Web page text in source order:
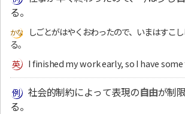
る。
しごとがはやくおわったので、いまはすこ
る。
I finished my work early, so I have
社会的制約によって表現の自由が制
る。